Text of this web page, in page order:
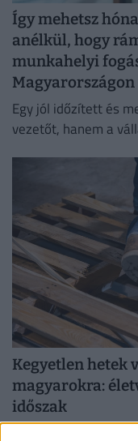
Így mehetsz
anélkül, hogy
munkahelyi
Magyarországon
Egy jól időzített és
vezetőt, hanem a
Kegyetlen hetek
magyarokra:
időszak